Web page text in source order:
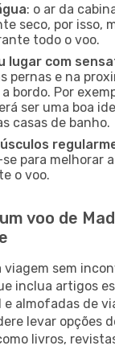
: o ar da
seco, por isso,
todo o voo.
lugar com
pernas e na
bordo. Por
ser uma boa
casas de banho.
para melhorar
o voo.
voo de
viagem sem
inclua artigos
almofadas de
levar opções
livros,